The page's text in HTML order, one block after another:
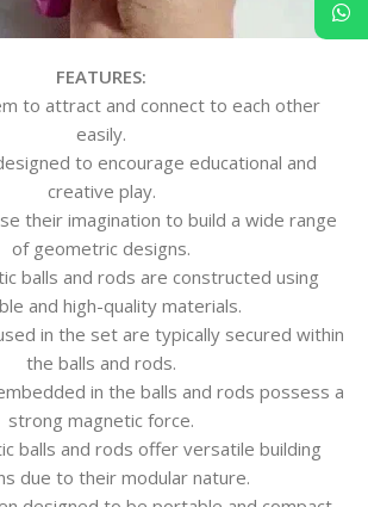
FEATURES:
to attract and connect to each other
easily.
to encourage educational and
creative play.
their imagination to build a wide range
of geometric designs.
balls and rods are constructed using
and high-quality materials.
in the set are typically secured within
the balls and rods.
in the balls and rods possess a
strong magnetic force.
balls and rods offer versatile building
due to their modular nature.